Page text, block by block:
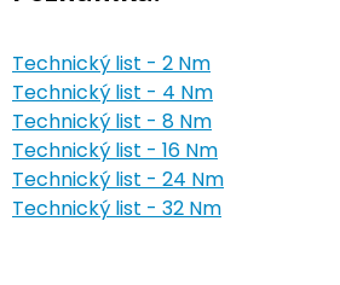
Technický list - 2 Nm
Technický list - 4 Nm
Technický list - 8 Nm
Technický list - 16 Nm
Technický list - 24 Nm
Technický list - 32 Nm